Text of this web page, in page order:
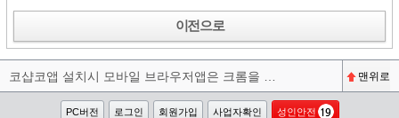
이전으로
맨위로
PC버전 로그인 회원가입 사업자확인 성인안전